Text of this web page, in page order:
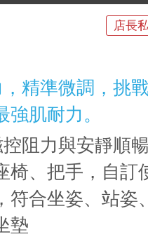
店長
精準微調，挑
肌耐力。
控阻力與安靜順
椅、把手，自訂
符合坐姿、站姿
墊